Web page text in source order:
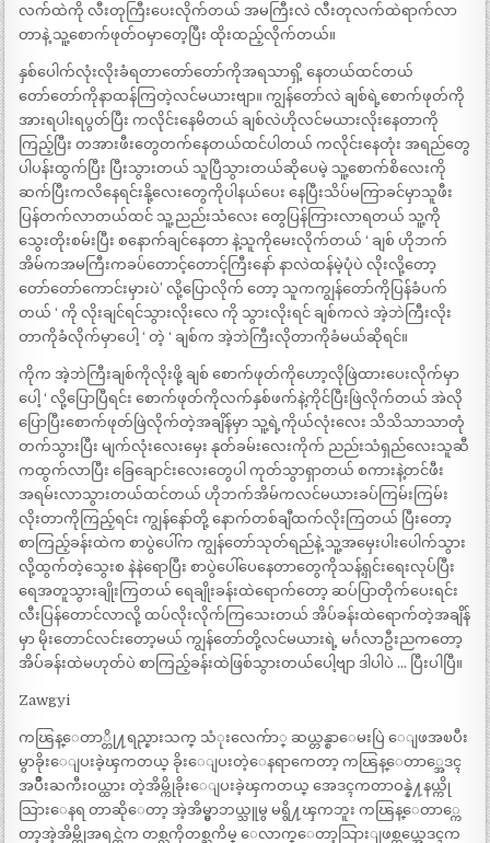
လက်ထဲကို လီးတုကြီးပေးလိုက်တယ် အမကြီးလဲ လီးတုလက်ထဲရာက်လာ
တာနဲ့ သူ့စောက်ဖုတ်ဝမှာတေ့ပြီး ထိုးထည့်လိုက်တယ်။
နှစ်ပေါက်လုံးလိုးခံရတာတော်တော်ကိုအရသာရှိ့ နေတယ်ထင်တယ်
တော်တော်ကိုနာထန်ကြတဲ့လင်မယားဗျာ။ ကျွန်တော်လဲ ချစ်ရဲ့စောက်ဖုတ်ကို
အားရပါးရပွတ်ပြီး ကလိုင်းနေမိတယ် ချစ်လဲဟိုလင်မယားလိုးနေတာကို
ကြည့်ပြီး တအားဖီးတွေတက်နေတယ်ထင်ပါတယ် ကလိုင်းနေတုံး အရည်တွေ
ပါပန်းထွက်ပြီး ပြီးသွားတယ် သူပြီသွားတယ်ဆိုပေမဲ့ သူ့စောက်စိလေးကို
ဆက်ပြီးကလိနေရင်းနို့လေးတွေကိုပါနယ်ပေး နေပြီးသိပ်မကြာခင်မှာသူဖီး
ပြန်တက်လာတယ်ထင် သူ့ညည်းသံလေး တွေပြန်ကြားလာရတယ် သူ့ကို
သွေးတိုးစမ်းပြီး စနောက်ချင်နေတာ နဲ့သူကိုမေးလိုက်တယ် ‘ ချစ် ဟိုဘက်
အိမ်ကအမကြီးကခပ်တောင့်တောင့်ကြီးနော် နာလဲထန်မဲ့ပုံပဲ လိုးလို့တော့
တော်တော်ကောင်းမှားပဲ’ လို့ပြောလိုက် တော့ သူကကျွန်တော်ကိုပြန်ခံပက်
တယ် ‘ ကို လိုးချင်ရင်သွားလိုးလေ ကို သွားလိုးရင် ချစ်ကလဲ အဲ့ဘဲကြီးလိုး
တာကိုခံလိုက်မှာပေါ့ ‘ တဲ့ ‘ ချစ်က အဲ့ဘဲကြီးလိုတာကိုခံမယ်ဆိုရင်။
ကိုက အဲ့ဘဲကြီးချစ်ကိုလိုးဖို့ ချစ် စောက်ဖုတ်ကိုဟော့လိုဖြဲထားပေးလိုက်မှာ
ပေါ့ ‘ လို့ပြောပြီရင်း စောက်ဖုတ်ကိုလက်နှစ်ဖက်နဲ့ကိုင်ပြီးဖြဲလိုက်တယ် အဲလို
ပြောပြီးစောက်ဖုတ်ဖြဲလိုက်တဲ့အချိန်မှာ သူ့ရဲ့ကိုယ်လုံးလေး သိသိသာသာတုံ
တက်သွားပြီး မျက်လုံးလေးမှေး နုတ်ခမ်းလေးကိုက် ညည်းသံရှည်လေးသူဆီ
ကထွက်လာပြီး ခြေချောင်းလေးတွေပါ ကုတ်သွာရှာတယ် စကားနဲ့တင်ဖီး
အရမ်းလာသွားတယ်ထင်တယ် ဟိုဘက်အိမ်ကလင်မယားခပ်ကြမ်းကြမ်း
လိုးတာကိုကြည့်ရင်း ကျွန်နော်တို့ နောက်တစ်ချီထက်လိုးကြတယ် ပြီးတော့
စာကြည့်ခန်းထဲက စာပွဲပေါ်က ကျွန်တော်သုတ်ရည်နဲ့ သူ့အမှေးပါးပေါက်သွား
လို့ထွက်တဲ့သွေးစ နဲနဲရောပြီး စာပွဲပေါ်ပေနေတာတွေကိုသန့်ရှင်းရေးလုပ်ပြီး
ရေအတူသွားချိုးကြတယ် ရေချိုးခန်းထဲရောက်တော့ ဆပ်ပြာတိုက်ပေးရင်း
လီးပြန်တောင်လာလို့ ထပ်လိုးလိုက်ကြသေးတယ် အိပ်ခန်းထဲရောက်တဲ့အချိန်
မှာ မိုးတောင်လင်းတော့မယ် ကျွန်တော်တို့လင်မယားရဲ့ မင်္ဂလာဦးညကတော့
အိပ်ခန်းထဲမဟုတ်ပဲ စာကြည့်ခန်းထဲဖြစ်သွားတယ်ပေါ့ဗျာ ဒါပါပဲ … ပြီးပါပြီ။
Zawgyi
ကၽြန္ေတာ္တို႔ရည္စားသက္ သံုးလေက်ာ္ ဆယ္တန္စာေမးပြဲ ေျဖအၿပီး
မွာခိုးေျပးခဲ့ၾကတယ္ ခိုးေျပးတဲ့ေနရာကေတာ့ ကၽြန္ေတာ္အေဒၚ
အပ်ိဳးႀကီးဝယ္ထား တဲ့အိမ္ကိုခိုးေျပးခဲ့ၾကတယ္ အေဒၚကတာဝန္နဲ႔နယ္ကို
သြားေနရ တာဆိုေတာ့ အဲ့အိမ္မွာဘယ္သူမွ မရွိ႔ၾကဘူး ကၽြန္ေတာ္ကေ
တာ့အဲ့အိမ္ကိုအရင္ထဲက တစ္လကိုတစ္ႀကိမ္ ေလာက္ေတာ့သြားျဖစ္တယ္အေဒၚက